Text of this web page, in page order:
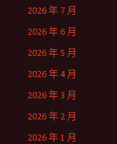
2026 年 7 月
2026 年 6 月
2026 年 5 月
2026 年 4 月
2026 年 3 月
2026 年 2 月
2026 年 1 月